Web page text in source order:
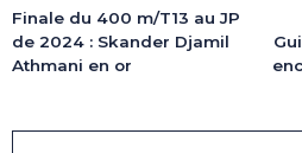
Finale du 400 m/T13 au JP
de 2024 : Skander Djamil
Athmani en or